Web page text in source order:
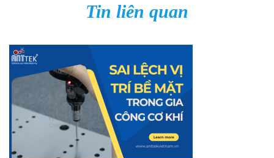
Tin liên quan